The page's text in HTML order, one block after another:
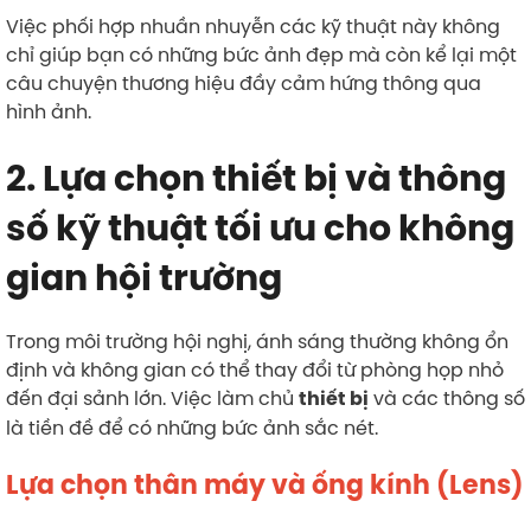
Việc phối hợp nhuần nhuyễn các kỹ thuật này không
chỉ giúp bạn có những bức ảnh đẹp mà còn kể lại một
câu chuyện thương hiệu đầy cảm hứng thông qua
hình ảnh.
2. Lựa chọn thiết bị và thông
số kỹ thuật tối ưu cho không
gian hội trường
Trong môi trường hội nghị, ánh sáng thường không ổn
định và không gian có thể thay đổi từ phòng họp nhỏ
đến đại sảnh lớn. Việc làm chủ thiết bị và các thông số
là tiền đề để có những bức ảnh sắc nét.
Lựa chọn thân máy và ống kính (Lens)